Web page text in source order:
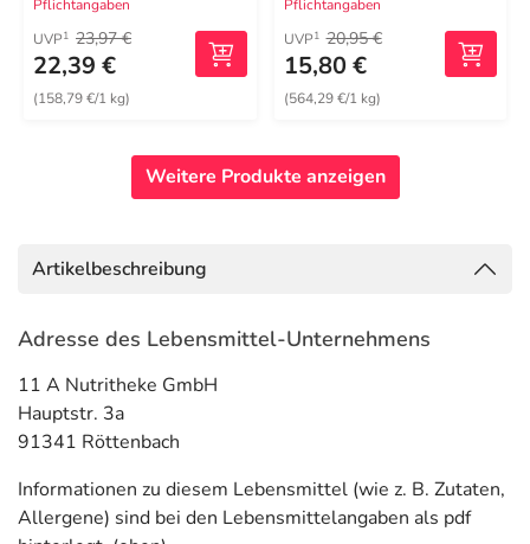
Pflichtangaben
UVP1 23,97 €
22,39 €
(158,79 €/1 kg)
Pflichtangaben
UVP1 20,95 €
15,80 €
(564,29 €/1 kg)
Weitere Produkte anzeigen
Artikelbeschreibung
Adresse des Lebensmittel-Unternehmens
11 A Nutritheke GmbH
Hauptstr. 3a
91341 Röttenbach
Informationen zu diesem Lebensmittel (wie z. B. Zutaten,
Allergene) sind bei den Lebensmittelangaben als pdf